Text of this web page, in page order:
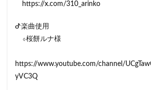
https://x.com/310_arinko
ᕷ楽曲使用
⬨桜餅ルナ様
https://www.youtube.com/channel/
yVC3Q